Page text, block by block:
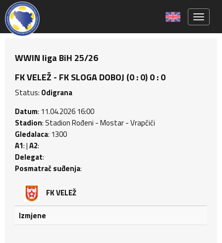
WWIN liga BiH 25/26
FK VELEŽ - FK SLOGA DOBOJ (0 : 0) 0 : 0
Status: Odigrana
Datum: 11.04.2026 16:00
Stadion: Stadion Rođeni - Mostar - Vrapčići
Gledalaca: 1300
A1: |A2:
Delegat:
Posmatrač suđenja:
FK VELEŽ
Izmjene